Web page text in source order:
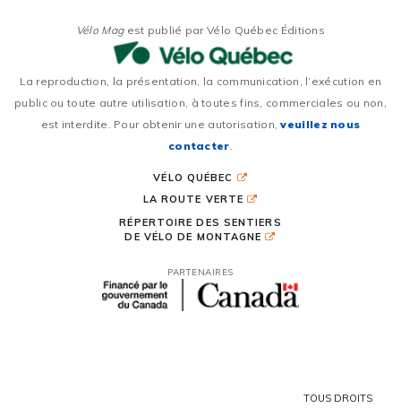
Vélo Magest publié par Vélo Québec Éditions
La reproduction, la présentation, la communication, l’exécution en
public ou toute autre utilisation, à toutes fins, commerciales ou non,
est interdite. Pour obtenir une autorisation,veuillez nous
contacter.
VÉLO QUÉBEC
LA ROUTE VERTE
RÉPERTOIRE DES SENTIERS
DE VÉLO DE MONTAGNE
PARTENAIRES
TOUS DROITS